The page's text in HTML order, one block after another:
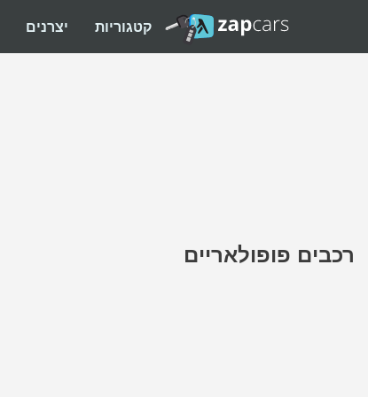
קטגוריות יצרנים
רכבים פופולאריים